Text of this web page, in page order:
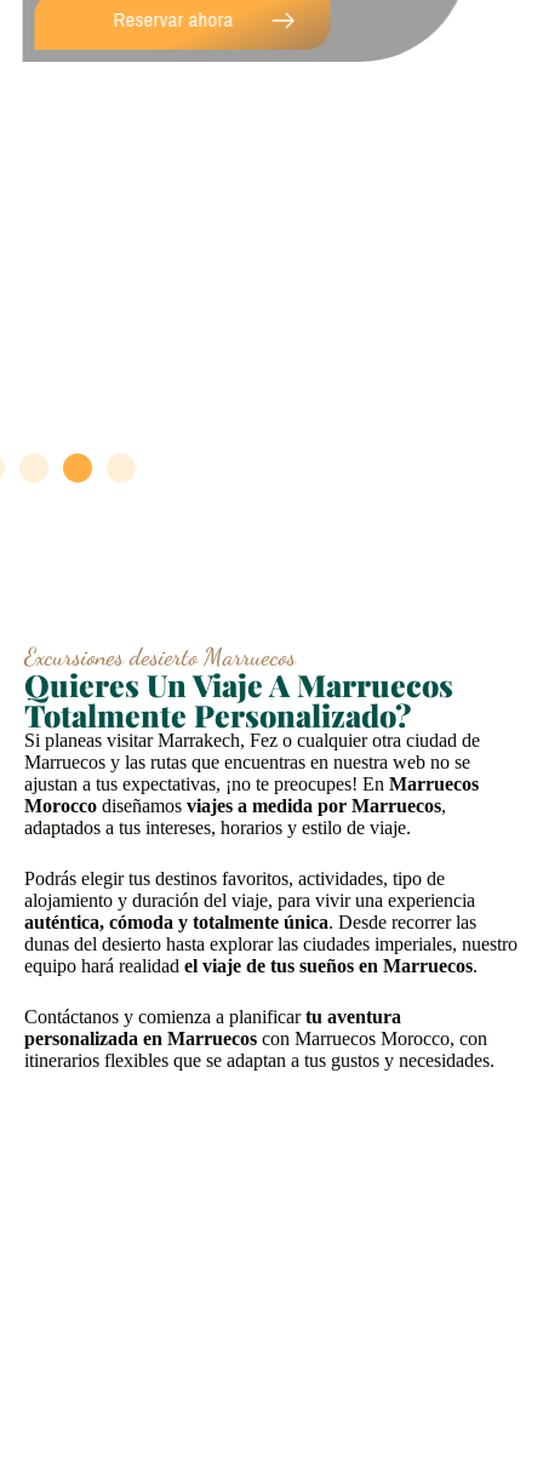
Reservar ahora
Excursiones desierto Marruecos
Quieres Un Viaje A Marruecos
Totalmente Personalizado?
Si planeas visitar Marrakech, Fez o cualquier otra ciudad de
Marruecos y las rutas que encuentras en nuestra web no se
ajustan a tus expectativas, ¡no te preocupes! En Marruecos
Morocco diseñamos viajes a medida por Marruecos,
adaptados a tus intereses, horarios y estilo de viaje.
Podrás elegir tus destinos favoritos, actividades, tipo de
alojamiento y duración del viaje, para vivir una experiencia
auténtica, cómoda y totalmente única. Desde recorrer las
dunas del desierto hasta explorar las ciudades imperiales, nuestro
equipo hará realidad el viaje de tus sueños en Marruecos.
Contáctanos y comienza a planificartu aventura
personalizada en Marruecos con Marruecos Morocco, con
itinerarios flexibles que se adaptan a tus gustos y necesidades.